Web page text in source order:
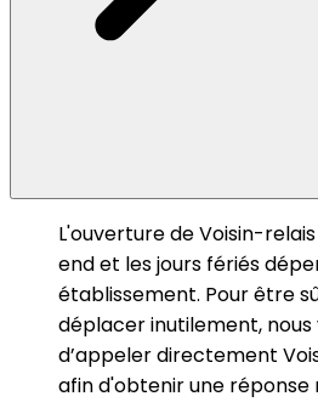
L'ouverture de Voisin-
end et les jours fériés
établissement. Pour être
déplacer inutilement,
d’appeler directement
afin d'obtenir une réponse